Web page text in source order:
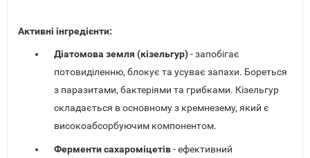
Активні інгредієнти:
Діатомова земля (кізельгур)- запобігає
потовиділенню, блокує та усуває запахи. Бореться
з паразитами, бактеріями та грибками. Кізельгур
складається в основному з кремнезему, який є
високоабсорбуючим компонентом.
Ферменти сахароміцетів- ефективний